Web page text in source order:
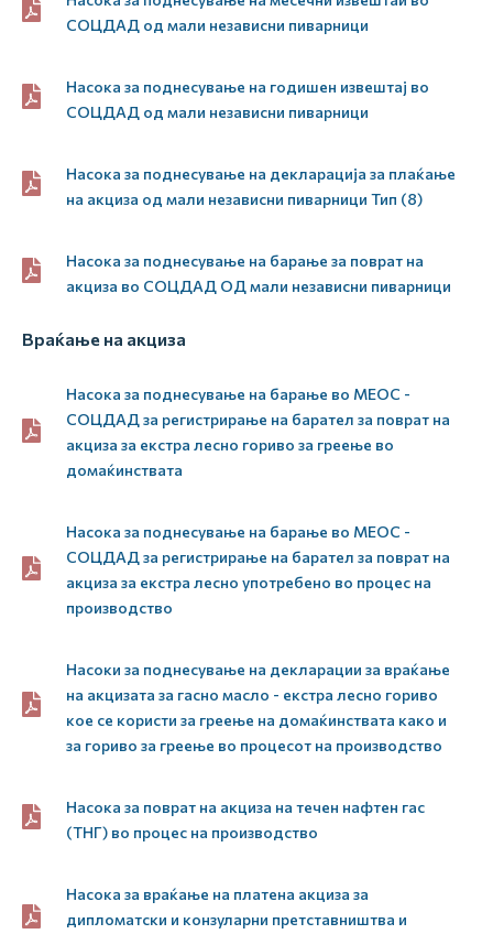
СОЦДАД од мали независни пиварници
Насока за поднесување на годишен извештај во
СОЦДАД од мали независни пиварници
Насока за поднесување на декларација за плаќање
на акциза од мали независни пиварници Тип (8)
Насока за поднесување на барање за поврат на
акциза во СОЦДАД ОД мали независни пиварници
Враќање на акциза
Насока за поднесување на барање во МЕОС -
СОЦДАД за регистрирање на барател за поврат на
акциза за екстра лесно гориво за греење во
домаќинствата
Насока за поднесување на барање во МЕОС -
СОЦДАД за регистрирање на барател за поврат на
акциза за екстра лесно употребено во процес на
производство
Насоки за поднесување на декларации за враќање
на акцизата за гасно масло - екстра лесно гориво
кое се користи за греење на домаќинствата како и
за гориво за греење во процесот на производство
Насока за поврат на акциза на течен нафтен гас
(ТНГ) во процес на производство
Насока за враќање на платена акциза за
дипломатски и конзуларни претставништва и